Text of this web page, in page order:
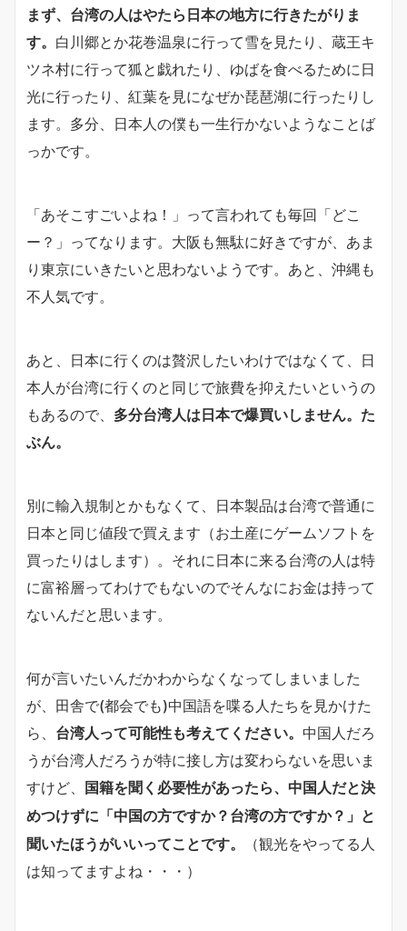
まず、台湾の人はやたら日本の地方に行きたがりま
す。 白川郷とか花巻温泉に行って雪を見たり、蔵王キ
ツネ村に行って狐と戯れたり、ゆばを食べるために日
光に行ったり、紅葉を見になぜか琵琶湖に行ったりし
ます。多分、日本人の僕も一生行かないようなことば
っかです。
「あそこすごいよね！」って言われても毎回「どこ
ー？」ってなります。大阪も無駄に好きですが、あま
り東京にいきたいと思わないようです。あと、沖縄も
不人気です。
あと、日本に行くのは贅沢したいわけではなくて、日
本人が台湾に行くのと同じで旅費を抑えたいというの
もあるので、 多分台湾人は日本で爆買いしません。た
ぶん。
別に輸入規制とかもなくて、日本製品は台湾で普通に
日本と同じ値段で買えます（お土産にゲームソフトを
買ったりはします）。それに日本に来る台湾の人は特
に富裕層ってわけでもないのでそんなにお金は持って
ないんだと思います。
何が言いたいんだかわからなくなってしまいました
が、田舎で(都会でも)中国語を喋る人たちを見かけた
ら、 台湾人って可能性も考えてください。 中国人だろ
うが台湾人だろうが特に接し方は変わらないを思いま
すけど、 国籍を聞く必要性があったら、
中国人だと決
めつけずに「 中国の方ですか？台湾の方ですか？」と
聞いたほうがいいってことです。
（観光をやってる人
は知ってますよね・・・）